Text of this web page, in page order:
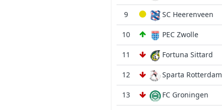
9 SC Heerenveen
10 PEC Zwolle
11 Fortuna Sittard
12 Sparta Rotterdam
13 FC Groningen